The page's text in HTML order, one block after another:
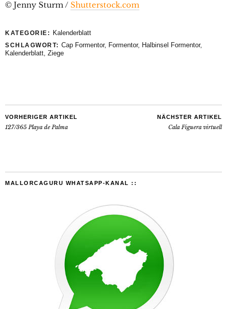
© Jenny Sturm / Shutterstock.com
KATEGORIE: Kalenderblatt
SCHLAGWORT: Cap Formentor, Formentor, Halbinsel Formentor,
Kalenderblatt, Ziege
VORHERIGER ARTIKEL
127/365 Playa de Palma
NÄCHSTER ARTIKEL
Cala Figuera virtuell
MALLORCAGURU WHATSAPP-KANAL ::